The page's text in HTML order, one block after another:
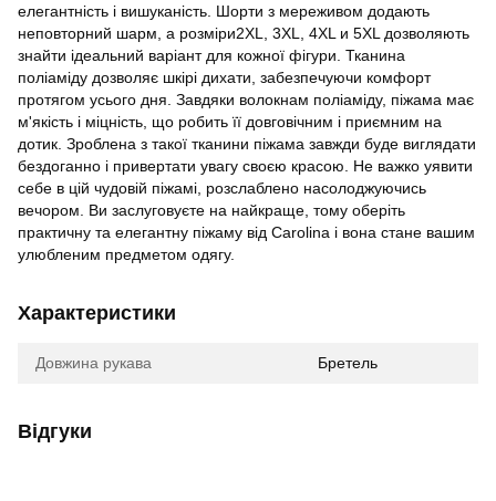
елегантність і вишуканість. Шорти з мереживом додають
неповторний шарм, а розміри2XL, 3XL, 4XL и 5XL дозволяють
знайти ідеальний варіант для кожної фігури. Тканина
поліаміду дозволяє шкірі дихати, забезпечуючи комфорт
протягом усього дня. Завдяки волокнам поліаміду, піжама має
м'якість і міцність, що робить її довговічним і приємним на
дотик. Зроблена з такої тканини піжама завжди буде виглядати
бездоганно і привертати увагу своєю красою. Не важко уявити
себе в цій чудовій піжамі, розслаблено насолоджуючись
вечором. Ви заслуговуєте на найкраще, тому оберіть
практичну та елегантну піжаму від Carolina і вона стане вашим
улюбленим предметом одягу.
Характеристики
Довжина рукава Бретель
Відгуки